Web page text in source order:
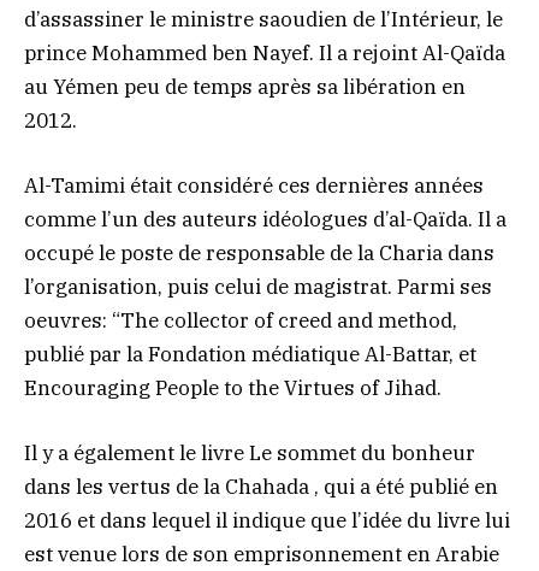
d’assassiner le ministre saoudien de l’Intérieur, le
prince Mohammed ben Nayef. Il a rejoint Al-Qaïda
au Yémen peu de temps après sa libération en
2012.
Al-Tamimi était considéré ces dernières années
comme l’un des auteurs idéologues d’al-Qaïda. Il a
occupé le poste de responsable de la Charia dans
l’organisation, puis celui de magistrat. Parmi ses
oeuvres: “The collector of creed and method,
publié par la Fondation médiatique Al-Battar, et
Encouraging People to the Virtues of Jihad.
Il y a également le livre Le sommet du bonheur
dans les vertus de la Chahada , qui a été publié en
2016 et dans lequel il indique que l’idée du livre lui
est venue lors de son emprisonnement en Arabie